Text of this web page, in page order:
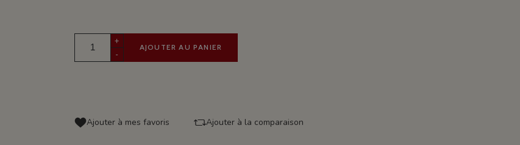
+
-
AJOUTER AU PANIER
Ajouter à mes favoris Ajouter à la comparaison